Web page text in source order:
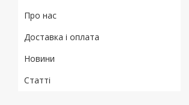
Про нас
Доставка і оплата
Новини
Статті